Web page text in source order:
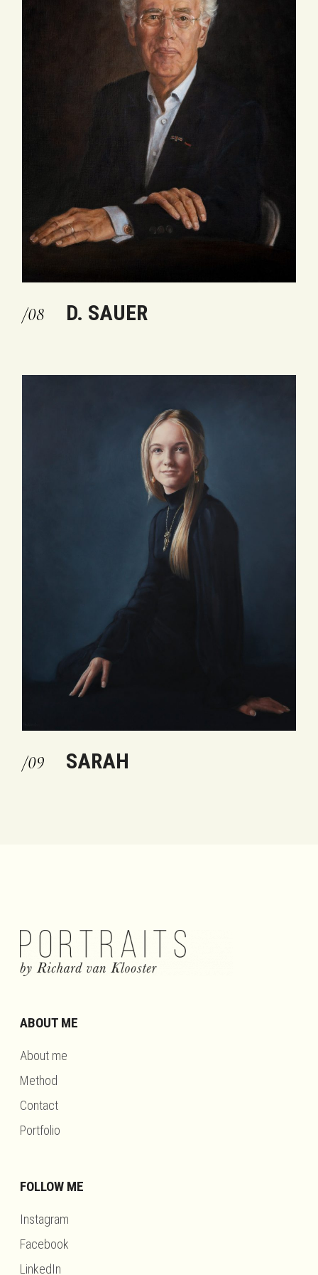
D. SAUER
SARAH
ABOUT ME
About me
Method
Contact
Portfolio
FOLLOW ME
Instagram
Facebook
LinkedIn